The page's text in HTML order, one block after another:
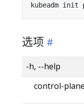
kubeadm init
选项
-h, --help
control-plane